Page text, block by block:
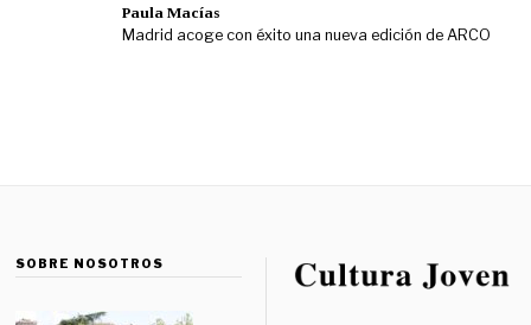
Paula Macías
Madrid acoge con éxito una nueva edición de ARCO
SOBRE NOSOTROS